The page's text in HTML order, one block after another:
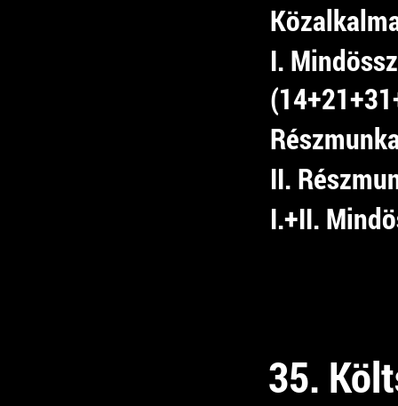
I. Mindössz
II.
I.+II.
35.